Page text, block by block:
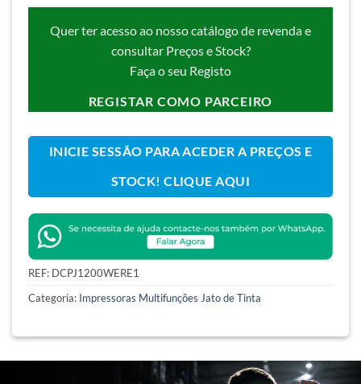
Quer ter acesso ao nosso catálogo de revenda e
consultar Preços e Stock?
Faça o seu Registo
REGISTAR COMO PARCEIRO
INICIE SESSÃO PARA ACEDER A PREÇOS E
STOCK! CLIQUE AQUI
REF: DCPJ1200WERE1
Categoria: Impressoras Multifunções Jato de Tinta